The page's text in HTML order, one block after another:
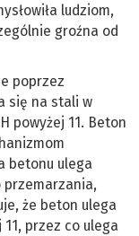
ludziom,
groźna od
poprzez
się na stali w
powyżej 11. Beton
betonu ulega
że beton ulega
przez co ulega